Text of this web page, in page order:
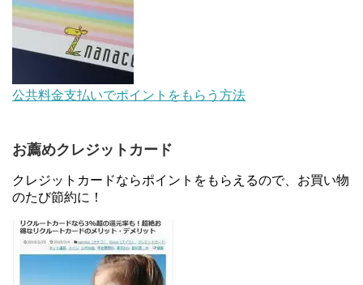
【対象者限定】楽天ペイで決済すると最大300ポイ
ントキャンペーン！～6/1
デジタルギフト改悪でいろいろ手数料徴収へ！8/3
～
au Pay等に等価交換できる「えらべるギフト」がフ
ァミリマートとミニストップで登場！WAON1%還
元で新ルート誕生！？
JCBカードWでApple Pay追加時のナビダイヤル
0570を回避する方法
公共料金支払いでポイントをもらう方法
お薦めクレジットカード
クレジットカードならポイントをもらえるので、お買い物
のたび節約に！